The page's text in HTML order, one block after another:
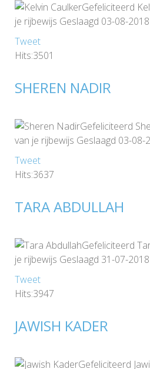
Gefeliciteerd
je rijbewijs Geslaagd 03-08-2018
Tweet
Hits:3501
SHEREN NADIR
Gefeliciteerd
van je rijbewijs Geslaagd 03-08-
Tweet
Hits:3637
TARA ABDULLAH
Gefeliciteerd
je rijbewijs Geslaagd 31-07-2018
Tweet
Hits:3947
JAWISH KADER
Gefeliciteerd